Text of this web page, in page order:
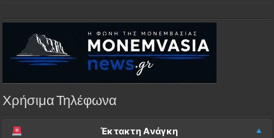
Χρήσιμα Τηλέφωνα
Έκτακτη Ανάγκη